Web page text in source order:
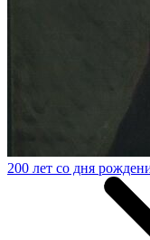
200 лет со дня